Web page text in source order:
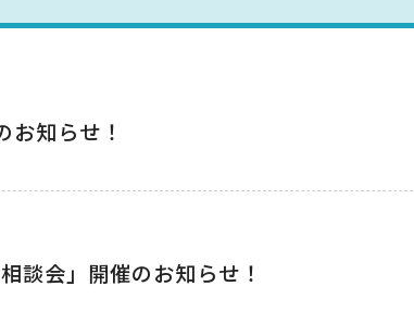
知らせ！
談会」開催のお知らせ！